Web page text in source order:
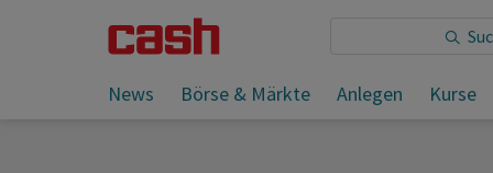
News Börse & Märkte Anlegen Kurse
Sie lesen: